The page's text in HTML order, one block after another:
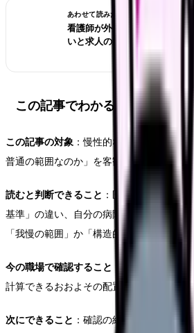
あわせて読みたい
看護師が外来へ転職する前に
いと求人の見方
この記事でわかること
この記事の対象 ：慢性的な人手不足を感
普通の範囲なのか」を客観的に確かめたい
読むと判断できること ：医療法の「配置
基準」の違い、自分の病院がどちらの水準
「我慢の範囲」か「構造的な問題」かの見
今の職場で確認すること
：病床数と夜勤
計算できるおおよその配置です。
次にできること ：確認の結果、負担が構造